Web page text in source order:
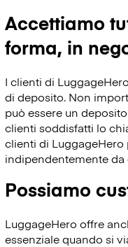
Accettiamo
forma, in
I clienti di
di deposito. Non
può essere un
clienti soddisfatti lo
clienti di LuggageHero
indipendentemente
Possiamo
LuggageHero offre
essenziale quando si